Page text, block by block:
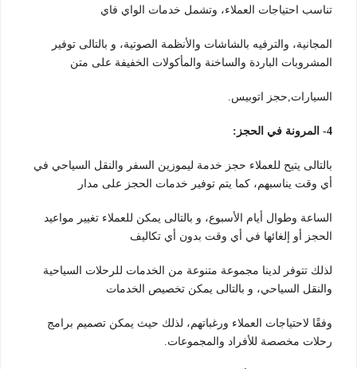
تناسب احتياجات العملاء، وتشمل خدمات الواي فاي
المجانية، والترفيه بالشاشات والأنظمة الصوتية، و بالتالى توفير
المشروبات الباردة والساخنة والمأكولات الخفيفة على متن
السيارات,حجز اتوبيس.
4- المرونة في الحجز:
بالتالى يتيح للعملاء حجز خدمة ليموزين السفر والنقل السياحي في
أي وقت يناسبهم، كما يتم توفير خدمات الحجز على مدار
الساعة وطوال أيام الأسبوع، و بالتالى يمكن للعملاء تغيير مواعيد
الحجز أو إلغائها في أي وقت بدون أي تكاليف
لذلك تتوفر لدينا مجموعة متنوعة من الخدمات للرحلات السياحية
والنقل السياحي، و بالتالى يمكن تخصيص الخدمات
وفقًا لاحتياجات العملاء ورغباتهم، لذلك حيث يمكن تصميم برامج
رحلات مخصصة للأفراد والمجموعات.